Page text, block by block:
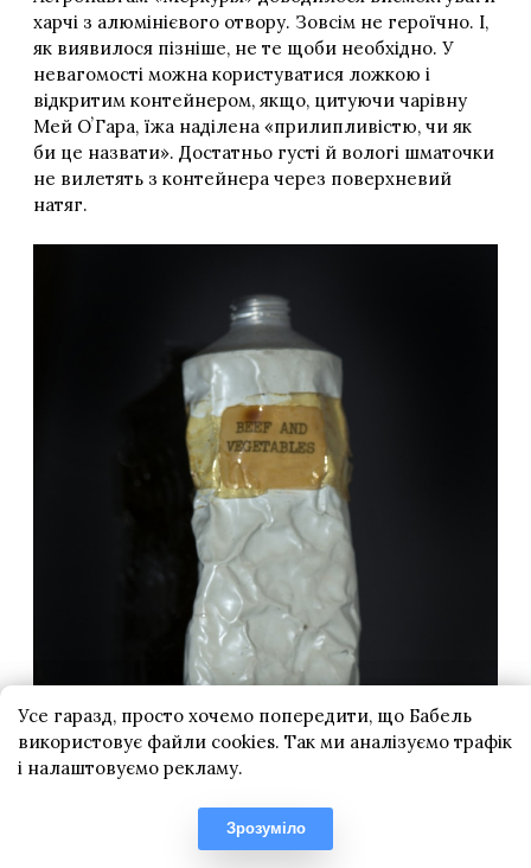
Усе гаразд, просто хочемо попередити, що Бабель
використовує файли cookies. Так ми аналізуємо трафік
і налаштовуємо рекламу.
Зрозуміло